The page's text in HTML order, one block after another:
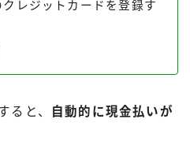
レジットカードを登録す
ると、
自動的に現金払いが